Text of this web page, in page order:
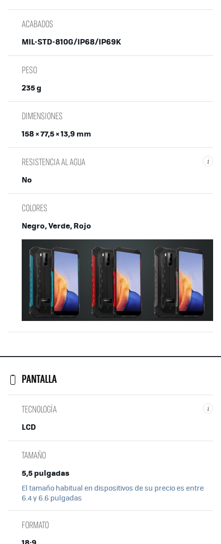
ACABADOS
MIL-STD-810G/IP68/IP69K
PESO
235 g
DIMENSIONES
158 × 77,5 × 13,9 mm
i
RESISTENCIA AL AGUA
No
COLORES
Negro, Verde, Rojo
PANTALLA
i
TECNOLOGÍA
LCD
TAMAÑO
5,5 pulgadas
El tamaño habitual en dispositivos de su precio es entre
6.4 y 6.6 pulgadas
FORMATO